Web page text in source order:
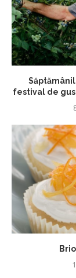
festival de